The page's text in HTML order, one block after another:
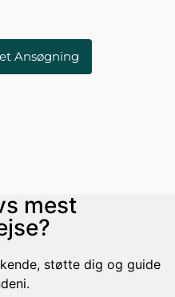
Ansøgning
mest
støtte dig og guide